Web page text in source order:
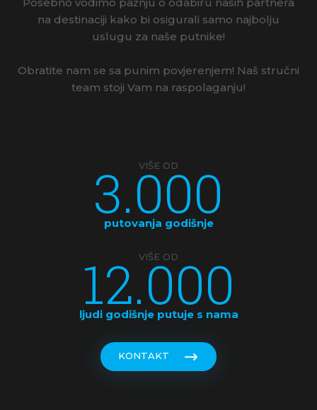
na destinaciji kako bi osigurali samo najbolju
uslugu za naše putnike!
Obratite nam se sa punim povjerenjem! Naš stručni
team stoji Vam na raspolaganju!
VIŠE OD
3.000
putovanja godišnje
VIŠE OD
12.000
ljudi godišnje putuje s nama
KONTAKT